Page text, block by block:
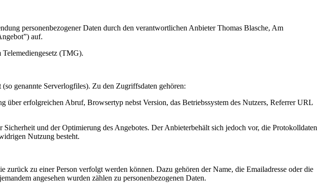
personenbezogener Daten durch den verantwortlichen Anbieter Thomas Blasche, Am
auf.
(TMG).
genannte Serverlogfiles). Zu den Zugriffsdaten gehören:
erfolgreichen Abruf, Browsertyp nebst Version, das Betriebssystem des Nutzers, Referrer URL
und der Optimierung des Angebotes. Der Anbieterbehält sich jedoch vor, die Protokolldaten
Nutzung besteht.
zu einer Person verfolgt werden können. Dazu gehören der Name, die Emailadresse oder die
angesehen wurden zählen zu personenbezogenen Daten.